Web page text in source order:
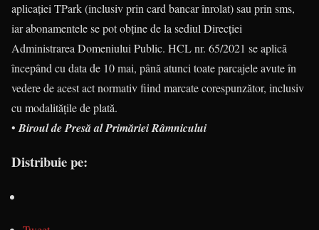
aplicaţiei TPark (inclusiv prin card bancar înrolat) sau prin sms,
iar abonamentele se pot obţine de la sediul Direcţiei
Administrarea Domeniului Public. HCL nr. 65/2021 se aplică
începând cu data de 10 mai, până atunci toate parcajele avute în
vedere de acest act normativ fiind marcate corespunzător, inclusiv
cu modalităţile de plată.
• Biroul de Presă al Primăriei Râmnicului
Distribuie pe: